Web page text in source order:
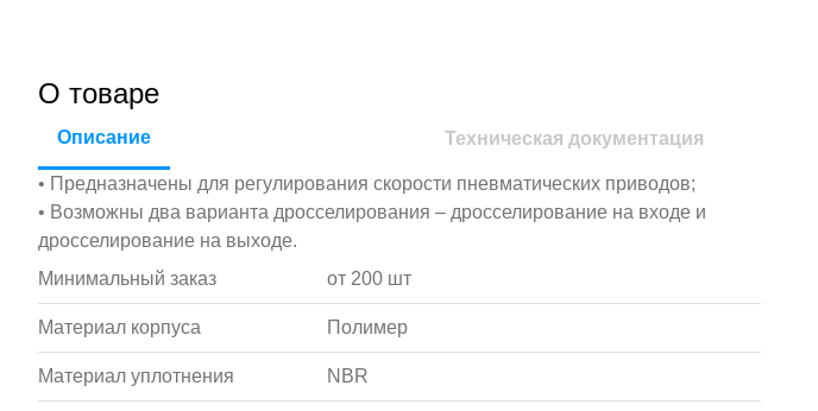
О товаре
Описание Техническая документация
• Предназначены для регулирования скорости пневматических приводов;
• Возможны два варианта дросселирования – дросселирование на входе и
дросселирование на выходе.
Минимальный заказ
от 200 шт
Материал корпуса Полимер
Материал уплотнения NBR